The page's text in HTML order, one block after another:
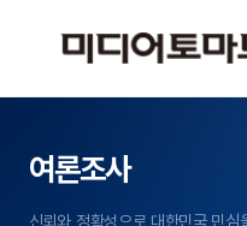
여론조사
신뢰와 정확성으로 대한민국 민심